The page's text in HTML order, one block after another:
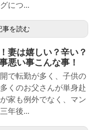
につ...
事を読む
妻は嬉しい？辛い？
悪い事こんな事！
で転勤が多く、子供の
くのお父さんが単身赴
家も例外でなく、マン
年後...